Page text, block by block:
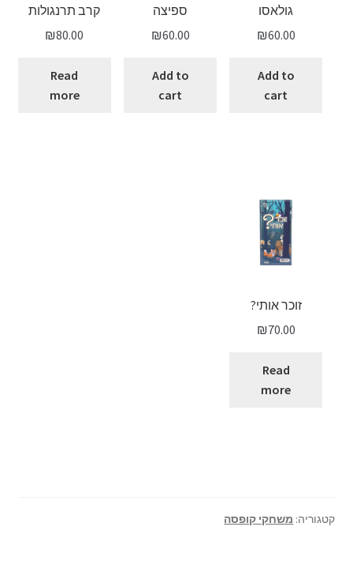
גולאסו
₪60.00
Add to
cart
ספיצה
₪60.00
Add to
cart
קרב תרנגולות
₪80.00
Read
more
זוכר אותי?
₪70.00
Read
more
קטגוריה: משחקי קופסה